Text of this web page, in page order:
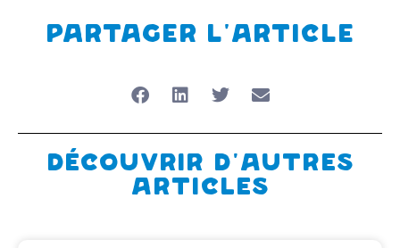
Partager l'article
Découvrir d'autres
articles